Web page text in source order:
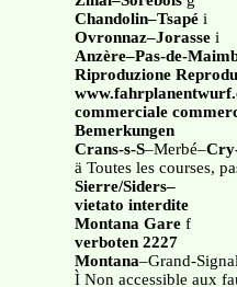
Chandolin–Tsapé i
Ovronnaz–Jorasse i
Anzère–Pas-de-
Riproduzione
commerciale
Bemerkungen
Crans-s-S–Merbé–
ä Toutes les courses,
Sierre/Siders–
vietato interdite
Montana Gare f
verboten 2227
Montana–Grand-
Ì Non accessible aux